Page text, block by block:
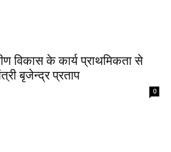
विकास के कार्य प्राथमिकता से
बृजेन्द्र प्रताप
0